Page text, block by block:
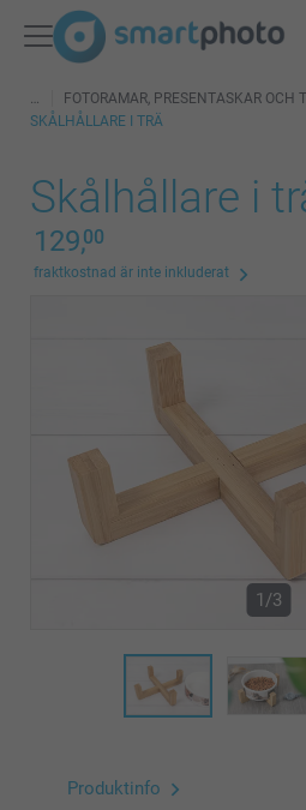
FOTORAMAR, PRESENTASKAR OCH
SKÅLHÅLLARE I TRÄ
Skålhållare i
129,00
fraktkostnad är inte inkluderat
1/3
Produktinfo